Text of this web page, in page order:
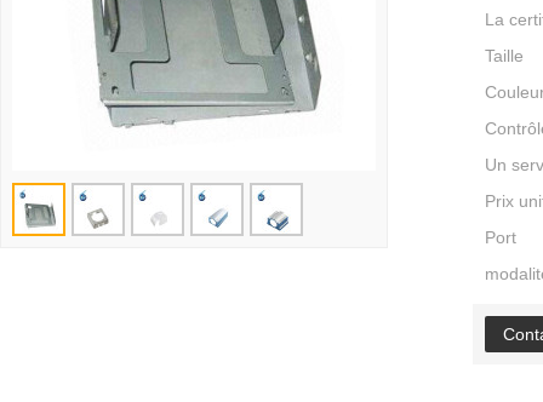
La
Taille
Un
Prix
Port